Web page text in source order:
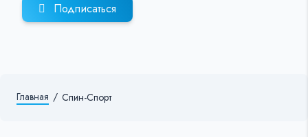
Подписаться
Главная / Спин-Спорт